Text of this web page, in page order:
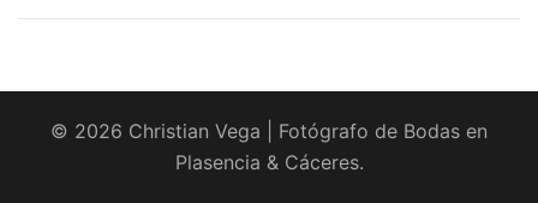
© 2026 Christian Vega | Fotógrafo de Bodas en
Plasencia & Cáceres.